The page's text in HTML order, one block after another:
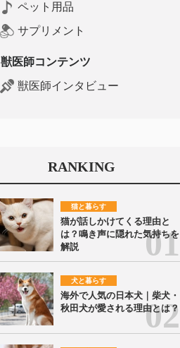
ペット用品
サプリメント
獣医師コンテンツ
獣医師インタビュー
RANKING
猫と暮らす
猫が話しかけてくる理由と
は？鳴き声に隠れた気持ちを
解説
犬と暮らす
海外で人気の日本犬｜柴犬・
秋田犬が愛される理由とは？